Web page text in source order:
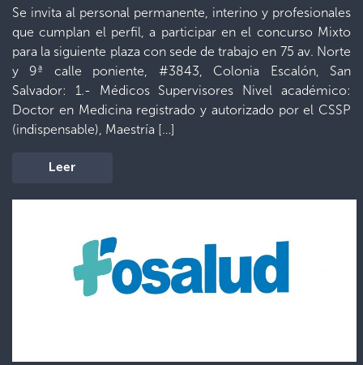
Se invita al personal permanente, interino y profesionales
que cumplan el perfil, a participar en el concurso Mixto
para la siguiente plaza con sede de trabajo en 75 av. Norte
y 9ª calle poniente, #3843, Colonia Escalón, San
Salvador: 1.- Médicos Supervisores Nivel académico:
Doctor en Medicina registrado y autorizado por el CSSP
(indispensable), Maestría […]
Leer